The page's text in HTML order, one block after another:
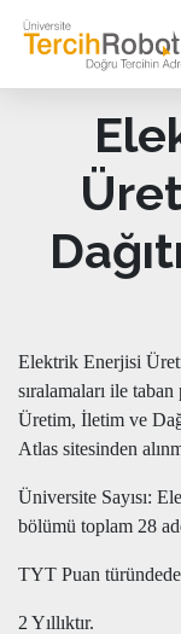
Elektrik Enerjisi
sıralamaları ile
Üretim, İletim ve
Atlas sitesinden
Üniversite Sayısı:
bölümü toplam 28
TYT Puan
2 Yıllıktır.